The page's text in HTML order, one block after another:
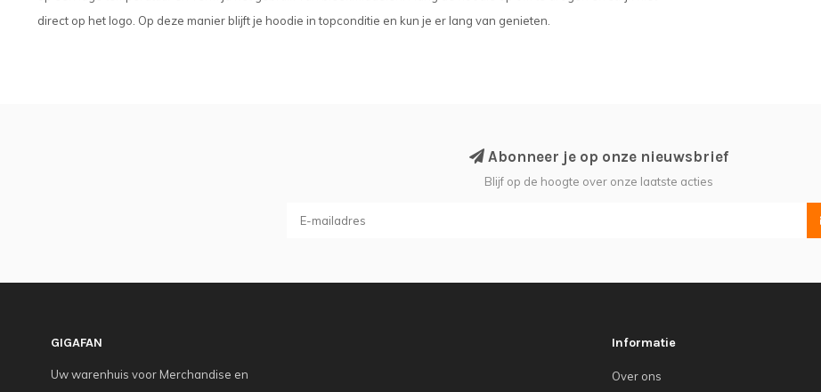
direct op het logo. Op deze manier blijft je hoodie in topconditie en kun je er lang van genieten.
Abonneer je op onze nieuwsbrief
Blijf op de hoogte over onze laatste acties
GIGAFAN
Uw warenhuis voor Merchandise en
Informatie
Over ons